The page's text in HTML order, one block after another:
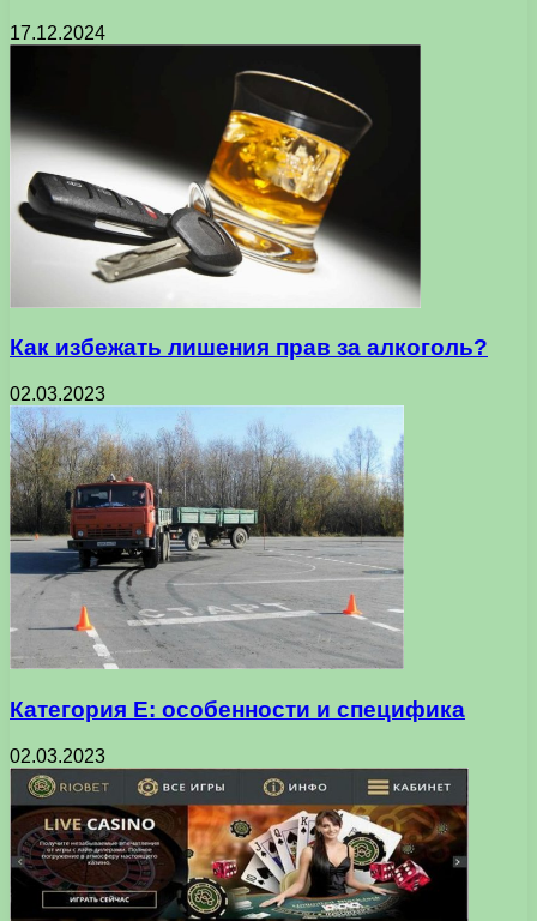
17.12.2024
Как избежать лишения прав за алкоголь?
02.03.2023
Категория Е: особенности и специфика
02.03.2023